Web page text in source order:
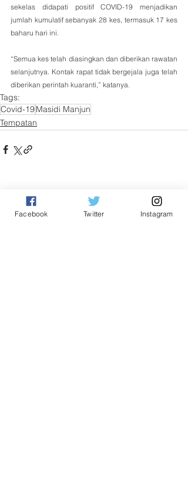
sekelas didapati positif COVID-19 menjadikan
jumlah kumulatif sebanyak 28 kes, termasuk 17 kes
baharu hari ini.
“Semua kes telah diasingkan dan diberikan rawatan
selanjutnya. Kontak rapat tidak bergejala juga telah
diberikan perintah kuaranti,” katanya.
Tags:
Covid-19Masidi Manjun
Tempatan
Related Posts
Facebook Twitter Instagram